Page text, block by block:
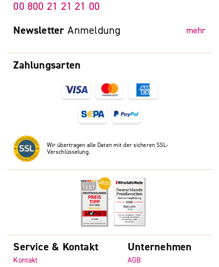
Zahlungsarten
Wir übertragen alle Daten mit der sicheren SSL-
Verschlüsselung.
00 800 21 21 21 00
Newsletter Anmeldung mehr
Service & Kontakt
Kontakt
Unternehmen
AGB